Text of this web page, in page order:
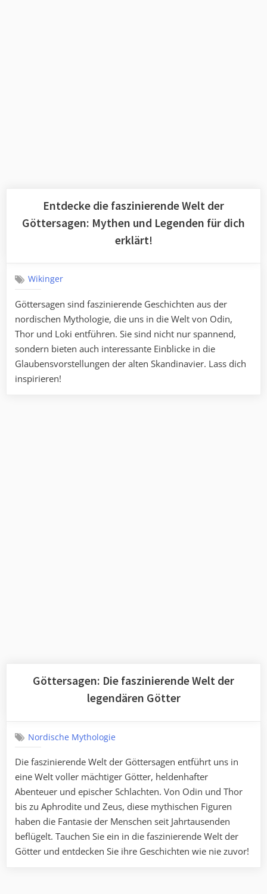
Entdecke die faszinierende Welt der
Göttersagen: Mythen und Legenden für dich
erklärt!
Wikinger
Göttersagen sind faszinierende Geschichten aus der
nordischen Mythologie, die uns in die Welt von Odin,
Thor und Loki entführen. Sie sind nicht nur spannend,
sondern bieten auch interessante Einblicke in die
Glaubensvorstellungen der alten Skandinavier. Lass dich
inspirieren!
Göttersagen: Die faszinierende Welt der
legendären Götter
Nordische Mythologie
Die faszinierende Welt der Göttersagen entführt uns in
eine Welt voller mächtiger Götter, heldenhafter
Abenteuer und epischer Schlachten. Von Odin und Thor
bis zu Aphrodite und Zeus, diese mythischen Figuren
haben die Fantasie der Menschen seit Jahrtausenden
beflügelt. Tauchen Sie ein in die faszinierende Welt der
Götter und entdecken Sie ihre Geschichten wie nie zuvor!